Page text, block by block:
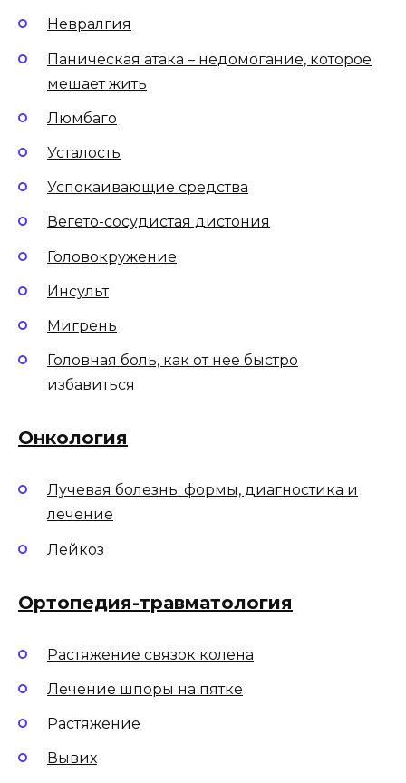
Невралгия
Паническая атака – недомогание, которое
мешает жить
Люмбаго
Усталость
Успокаивающие средства
Вегето-сосудистая дистония
Головокружение
Инсульт
Мигрень
Головная боль, как от нее быстро
избавиться
Онкология
Лучевая болезнь: формы, диагностика и
лечение
Лейкоз
Ортопедия-травматология
Растяжение связок колена
Лечение шпоры на пятке
Растяжение
Вывих